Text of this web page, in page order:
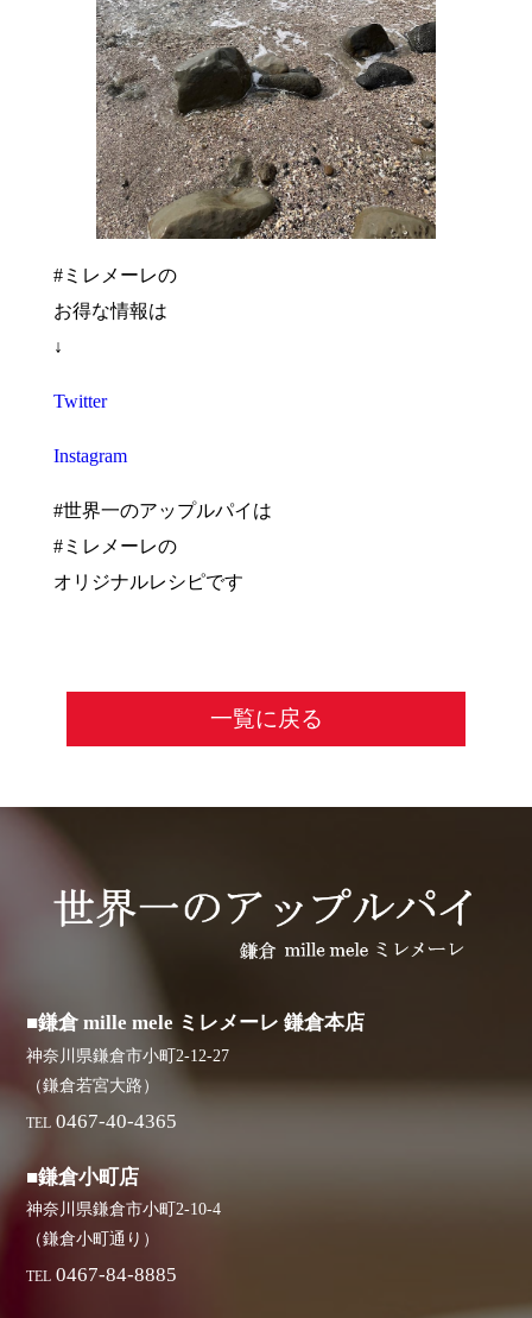
#ミレメーレの
お得な情報は
↓
Twitter
Instagram
#世界一のアップルパイは
#ミレメーレの
オリジナルレシピです
一覧に戻る
■鎌倉 mille mele ミレメーレ 鎌倉本店
神奈川県鎌倉市小町2-12-27
（鎌倉若宮大路）
TEL 0467-40-4365
■鎌倉小町店
神奈川県鎌倉市小町2-10-4
（鎌倉小町通り）
TEL 0467-84-8885